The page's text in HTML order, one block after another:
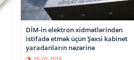
DİM-in elektron xidmətlərindən
istifadə etmək üçün Şəxsi kabinet
yaradanların nəzərinə